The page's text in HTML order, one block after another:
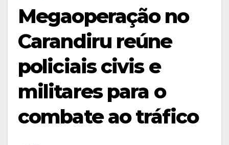
Megaoperação no
Carandiru reúne
policiais civis e
militares para o
combate ao tráfico